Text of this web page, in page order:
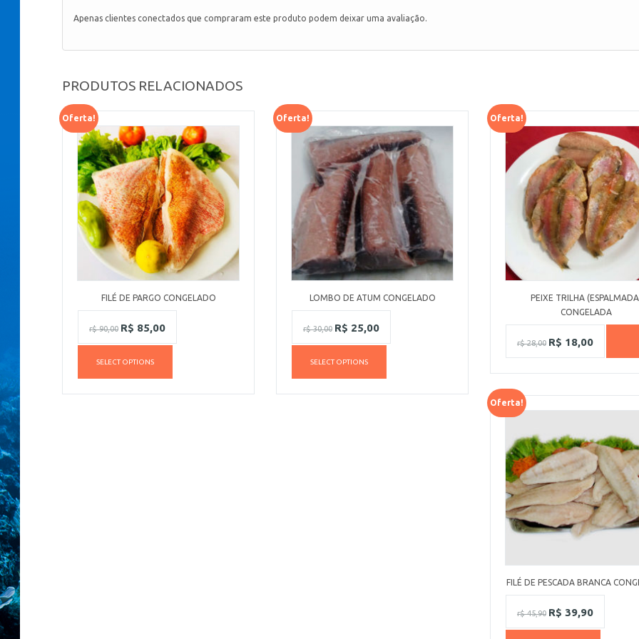
Apenas clientes conectados que compraram este produto podem deixar uma avaliação.
PRODUTOS RELACIONADOS
Oferta!
FILÉ DE PARGO CONGELADO
r$90,00 R$ 85,00
SELECT OPTIONS
Oferta!
LOMBO DE ATUM CONGELADO
r$30,00 R$ 25,00
SELECT OPTIONS
Oferta!
PEIXE TRILHA
CONGELADA
r$28,00 R$ 18,00
Oferta!
FILÉ DE PESCADA BRANCA
r$45,90 R$ 39,90